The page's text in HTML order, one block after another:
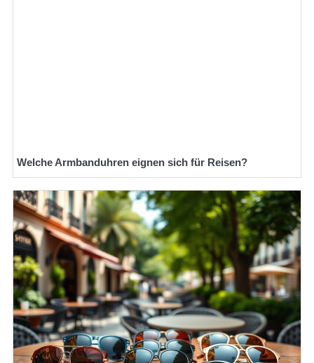
Welche Armbanduhren eignen sich für Reisen?